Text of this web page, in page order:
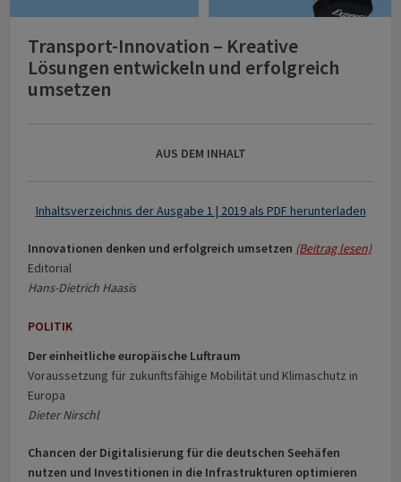
Transport-Innovation – Kreative
Lösungen entwickeln und erfolgreich
umsetzen
AUS DEM INHALT
Inhaltsverzeichnis der Ausgabe 1 | 2019 als PDF herunterladen
Innovationen denken und erfolgreich umsetzen (Beitrag lesen)
Editorial
Hans-Dietrich Haasis
POLITIK
Der einheitliche europäische Luftraum
Voraussetzung für zukunftsfähige Mobilität und Klimaschutz in
Europa
Dieter Nirschl
Chancen der Digitalisierung für die deutschen Seehäfen
nutzen und Investitionen in die Infrastrukturen optimieren